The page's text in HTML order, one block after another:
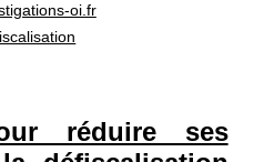
oi.fr
réduire ses